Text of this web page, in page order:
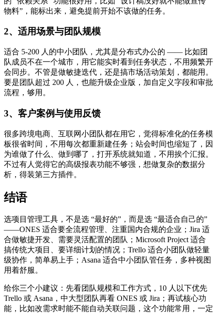
物料”，能标出来，避免提前开始不该做的任务。
2、适用场景与团队规模
适合 5-200 人的中小团队，尤其是分布式办公的 —— 比如团
队成员不在一个城市，用它能实时看到任务状态，不用频繁开
会同步。不管是做敏捷迭代，还是搞市场活动策划，都能用。
要是团队超过 200 人，也能升级企业版，加自定义字段和审批
流程，够用。
3、客户案例与使用反馈
很多跨境电商、互联网小团队都在用它，觉得标准化的任务模
板很省时间，不用每次都重新建任务；站会时间也缩短了，因
为谁做了什么、做到哪了，打开系统就知道，不用挨个汇报。
不过有人觉得它的高级报表功能不够强，想做复杂的数据分
析，得装第三方插件。
结语
选项目管理工具，不是选 “最好的”，而是选 “最适合自己的”
——ONES 适合要全流程管理、注重国内合规的企业；Jira 适
合做敏捷开发、需要灵活配置的团队；Microsoft Project 适合
搞传统大项目、要详细计划的情况；Trello 适合小团队做轻量
级协作，简单易上手；Asana 适合中小团队管任务，多种视图
用着舒服。
给你三个小建议：先看团队规模和工作方式，10 人以下优先
Trello 或 Asana，中大型团队再看 ONES 或 Jira；再试核心功
能，比如改需求时能不能自动关联问题，这个功能常用，一定